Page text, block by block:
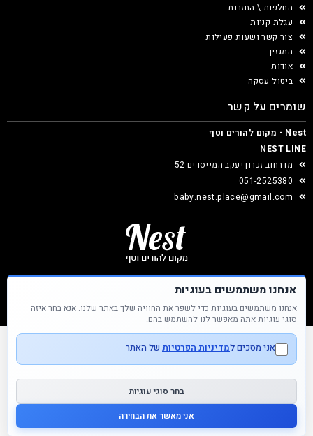
החלפות \ החזרות
עגלת קניות
צור קשר ושעות פעילות
המגזין
אודות
ביטול עסקה
שומרים על קשר
Nest - מקום להורים וטף
NEST LINE
מדרחוב זכרון יעקב המייסדים 52
051-2525380
baby.nest.place@gmail.com
Nest &copy כל הזכויות שמורות
אנחנו משתמשים בעוגיות
אנחנו משתמשים בעוגיות כדי לשפר את החוויה שלך באתר שלנו. אנא בחר איזה
סוגי עוגיות אתה מאפשר לנו להשתמש בהם.
אני מסכים למדיניות הפרטיות של האתר
בחר סוגי עוגיות
אני מאשר את הבחירה